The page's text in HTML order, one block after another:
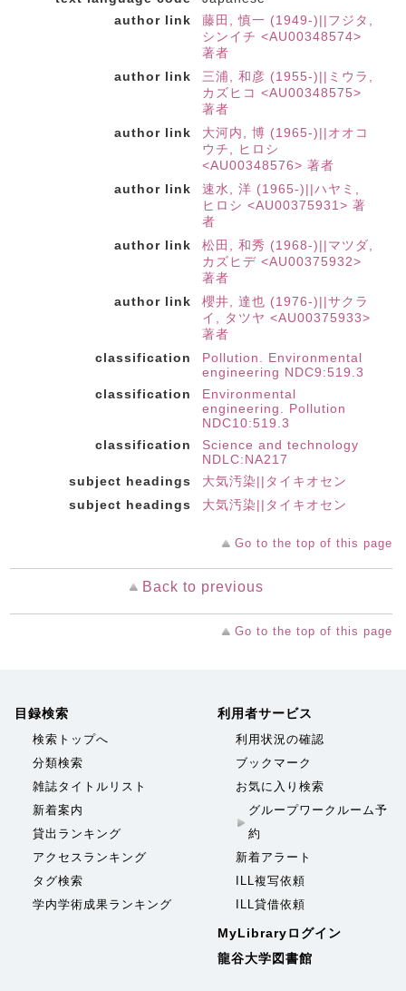
author link
藤田, 慎一 (1949-)||フジタ,
シンイチ <AU00348574>
著者
author link
三浦, 和彦 (1955-)||ミウラ,
カズヒコ <AU00348575>
著者
author link
大河内, 博 (1965-)||オオコ
ウチ, ヒロシ
<AU00348576> 著者
author link
速水, 洋 (1965-)||ハヤミ,
ヒロシ <AU00375931> 著
者
author link
松田, 和秀 (1968-)||マツダ,
カズヒデ <AU00375932>
著者
author link
櫻井, 達也 (1976-)||サクラ
イ, タツヤ <AU00375933>
著者
classification
Pollution. Environmental
engineering NDC9:519.3
classification
Environmental
engineering. Pollution
NDC10:519.3
classification
Science and technology
NDLC:NA217
subject headings
大気汚染||タイキオセン
subject headings
大気汚染||タイキオセン
Go to the top of this page
Back to previous
Go to the top of this page
目録検索
検索トップへ
分類検索
雑誌タイトルリスト
新着案内
貸出ランキング
アクセスランキング
タグ検索
学内学術成果ランキング
利用者サービス
利用状況の確認
ブックマーク
お気に入り検索
グループワークルーム予
約
新着アラート
ILL複写依頼
ILL貸借依頼
MyLibraryログイン
龍谷大学図書館